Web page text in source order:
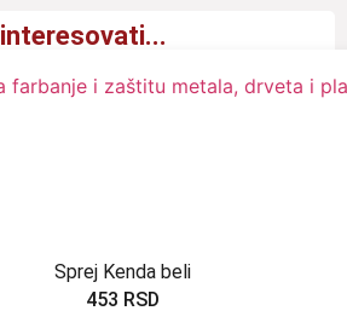
Sprej Kenda beli
453 RSD